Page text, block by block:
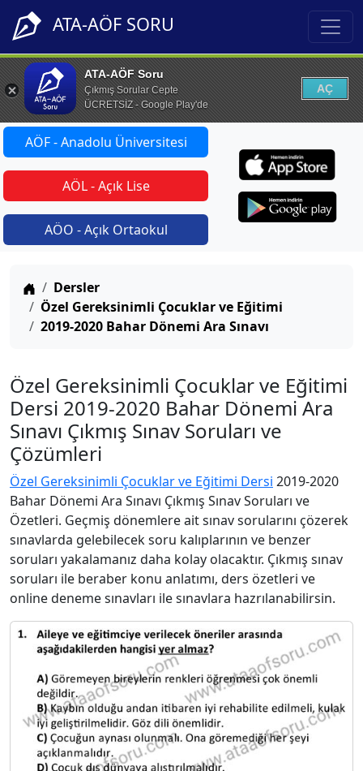
ATA-AÖF SORU
ATA-AÖF Soru
Çıkmış Sorular Cepte
ÜCRETSİZ - Google Play'de
AÇ
AÖF - Anadolu Üniversitesi
AÖL - Açık Lise
AÖO - Açık Ortaokul
Anasayfa
Dersler
Özel Gereksinimli Çocuklar ve Eğitimi
2019-2020 Bahar Dönemi Ara Sınavı
Özel Gereksinimli Çocuklar ve Eğitimi
Dersi 2019-2020 Bahar Dönemi Ara
Sınavı Çıkmış Sınav Soruları ve
Çözümleri
Özel Gereksinimli Çocuklar ve Eğitimi Dersi 2019-2020
Bahar Dönemi Ara Sınavı Çıkmış Sınav Soruları ve
Özetleri. Geçmiş dönemlere ait sınav sorularını çözerek
sınavlarda gelebilecek soru kalıplarının ve benzer
soruları yakalamanız daha kolay olacaktır. Çıkmış sınav
soruları ile beraber konu anlatımı, ders özetleri ve
online deneme sınavları ile sınavlara hazrılanabilirsin.